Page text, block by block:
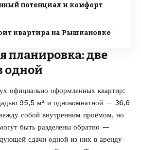
потенциал и комфорт
квартира на Рышкановке
планировка: две
одной
официально оформленных квартир:
95,5 м² и однокомнатной — 36,6
собой внутренним проёмом, но
быть разделены обратно —
сдачи одной из них в аренду